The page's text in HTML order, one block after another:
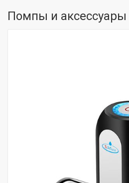
Помпы и аксессуары